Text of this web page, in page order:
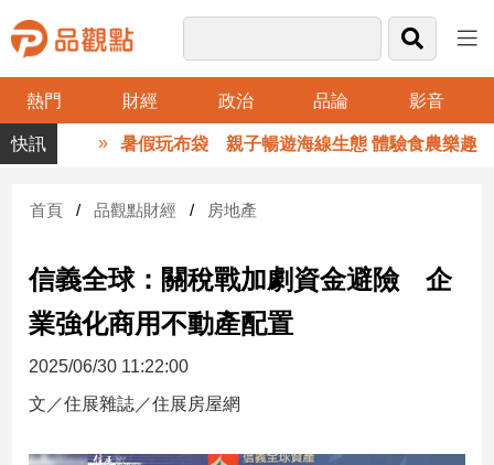
熱門 財經 政治 品論 影音
品
觀
財
台
財
新
聞
經/
暑假玩布袋 親子暢遊海線生態 體驗食農樂趣
首頁 品觀點財經 房地產
信義全球：關稅戰加劇資金避險 企
業強化商用不動產配置
2025/06/30 11:22:00
文／住展雜誌／住展房屋網